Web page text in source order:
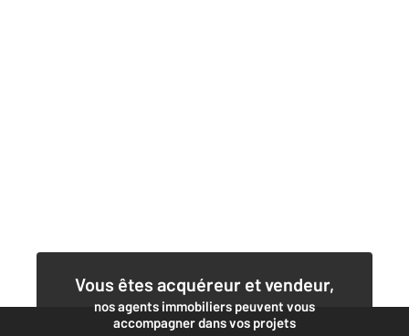
Vous êtes acquéreur et vendeur,
nos agents immobiliers peuvent vous
accompagner dans vos projets